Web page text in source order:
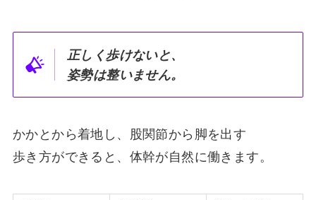
正しく歩けないと、
姿勢は整いません。
かかとから着地し、股関節から脚を出す
歩き方ができると、体幹が自然に働きます。